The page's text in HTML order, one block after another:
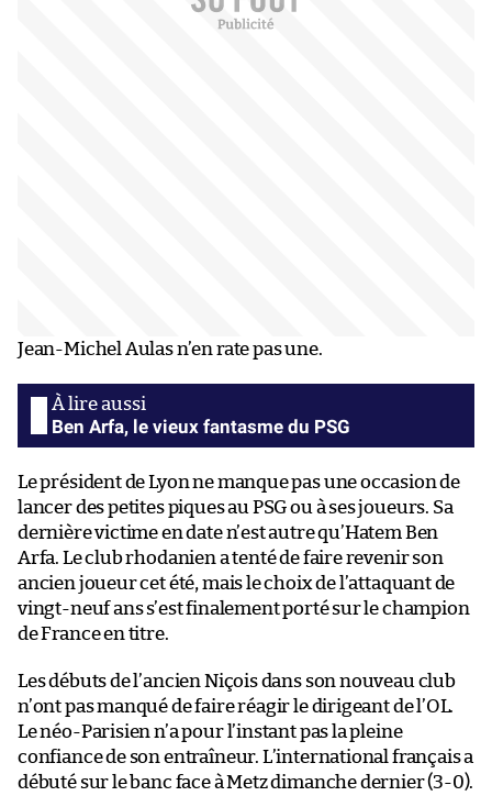
Jean-Michel Aulas n’en rate pas une.
Ben Arfa, le vieux fantasme du PSG
Le président de Lyon ne manque pas une occasion de
lancer des petites piques au PSG ou à ses joueurs. Sa
dernière victime en date n’est autre qu’Hatem Ben
Arfa. Le club rhodanien a tenté de faire revenir son
ancien joueur cet été, mais le choix de l’attaquant de
vingt-neuf ans s’est finalement porté sur le champion
de France en titre.
Les débuts de l’ancien Niçois dans son nouveau club
n’ont pas manqué de faire réagir le dirigeant de l’OL.
Le néo-Parisien n’a pour l’instant pas la pleine
confiance de son entraîneur. L’international français a
débuté sur le banc face à Metz dimanche dernier (3-0).